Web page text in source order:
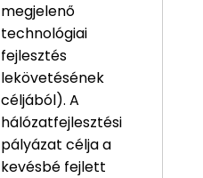
megjelenő
technológiai
fejlesztés
lekövetésének
céljából). A
hálózatfejlesztési
pályázat célja a
kevésbé fejlett